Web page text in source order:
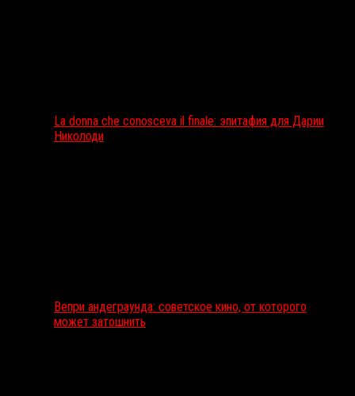
La donna che conosceva il finale: эпитафия для Дарии
Николоди
Вепри андеграунда: советское кино, от которого
может затошнить